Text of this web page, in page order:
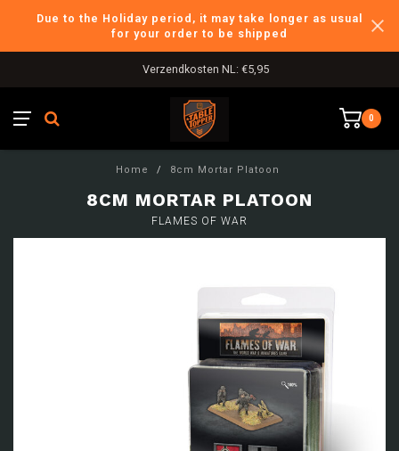
Due to the Holiday period, it may take longer as usual
for your order to be shipped
Verzendkosten NL: €5,95
0
Home / 8cm Mortar Platoon
8CM MORTAR PLATOON
FLAMES OF WAR